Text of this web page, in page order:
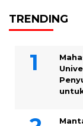
TRENDING